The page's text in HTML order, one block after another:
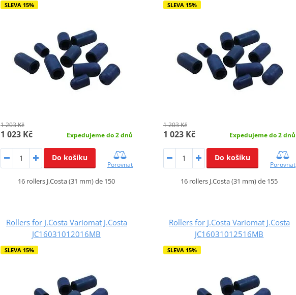
SLEVA 15%
1 203 Kč
1 023 Kč Expedujeme do 2 dnů
Do košíku
Porovnat
16 rollers J.Costa (31 mm) de 150
SLEVA 15%
1 203 Kč
1 023 Kč Expedujeme do 2 dnů
Do košíku
Porovnat
16 rollers J.Costa (31 mm) de 155
Rollers for J.Costa Variomat J.Costa
JC16031012016MB
SLEVA 15%
Rollers for J.Costa Variomat J.Costa
JC16031012516MB
SLEVA 15%